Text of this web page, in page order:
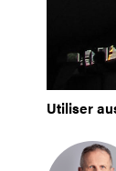
Utiliser